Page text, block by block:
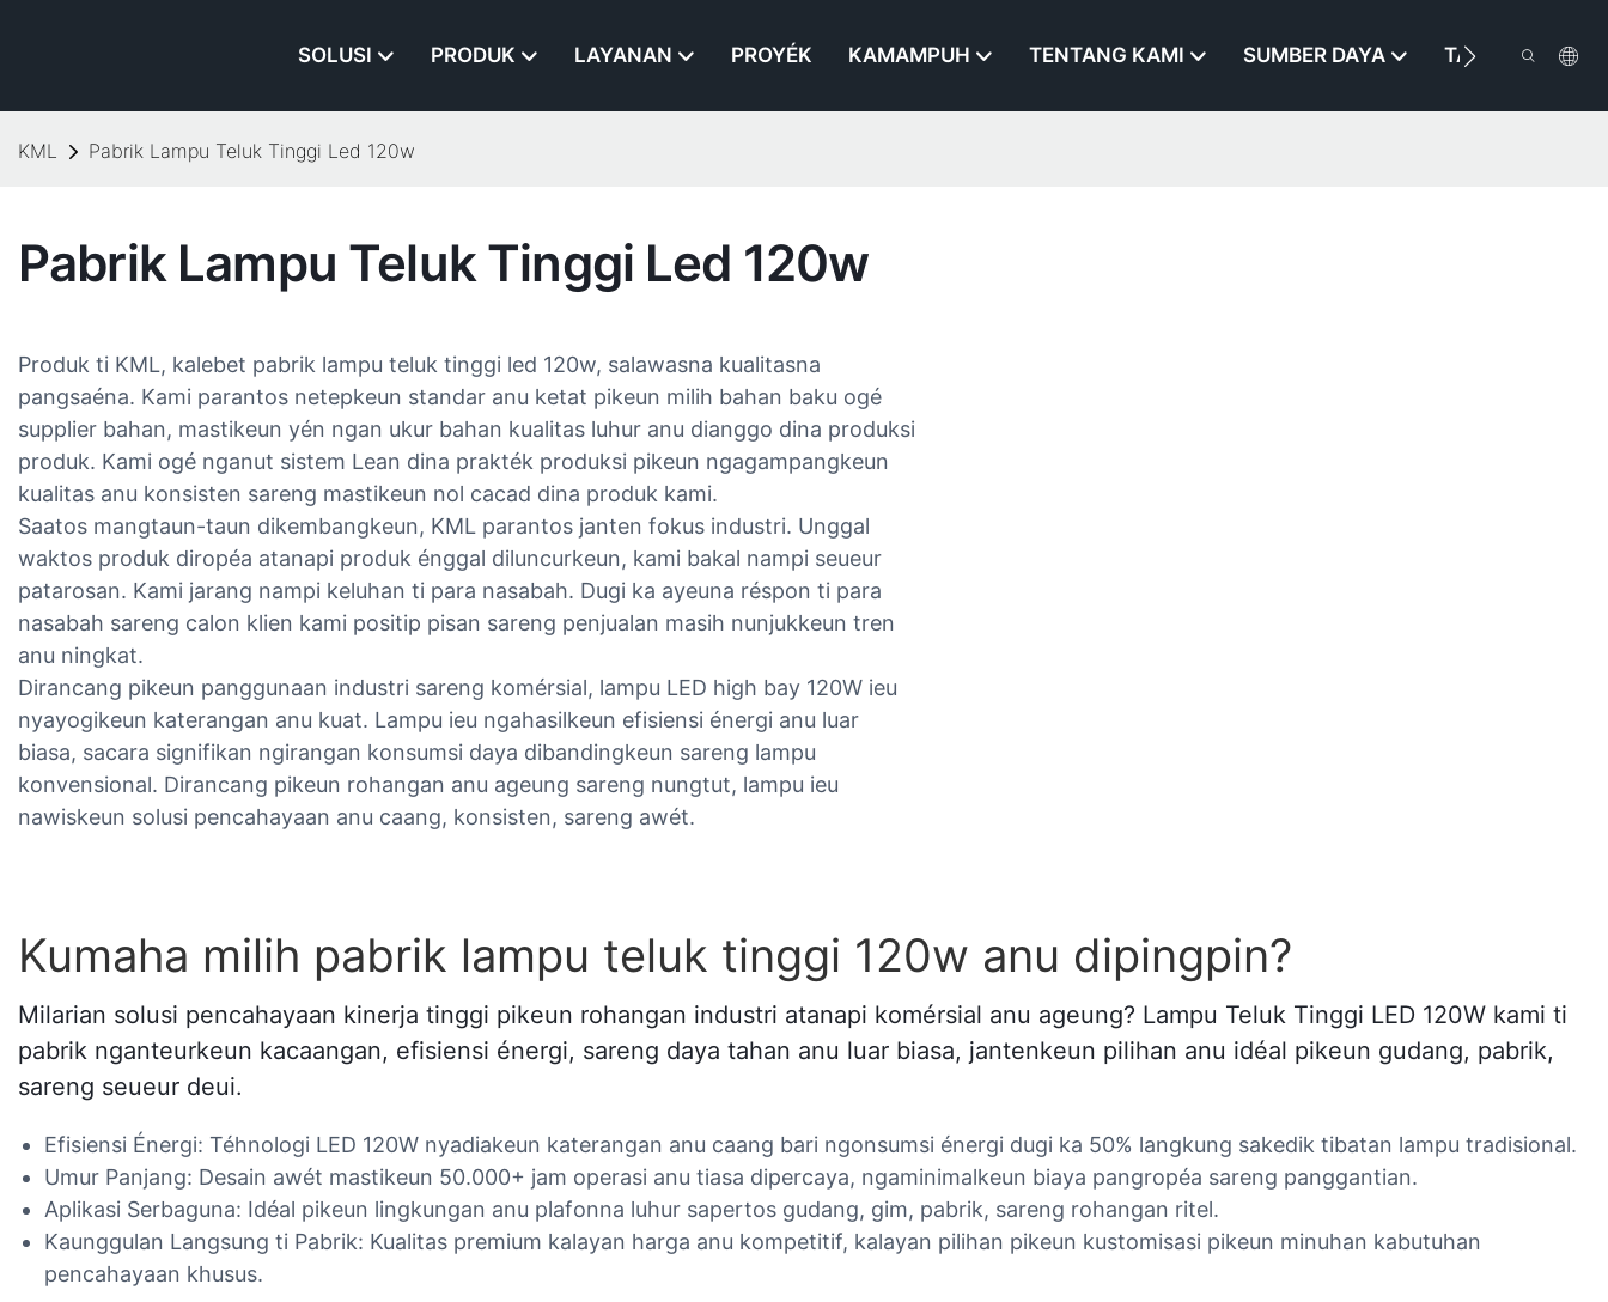
SOLUSI PRODUK LAYANAN PROYÉK KAMAMPUH TENTANG KAMI SUMBER DAYA TAROS KAMI
KML Pabrik Lampu Teluk Tinggi Led 120w​
Pabrik Lampu Teluk Tinggi Led 120w​
Produk ti KML, kalebet pabrik lampu teluk tinggi led 120w​, salawasna kualitasna
pangsaéna. Kami parantos netepkeun standar anu ketat pikeun milih bahan baku ogé
supplier bahan, mastikeun yén ngan ukur bahan kualitas luhur anu dianggo dina produksi
produk. Kami ogé nganut sistem Lean dina prakték produksi pikeun ngagampangkeun
kualitas anu konsisten sareng mastikeun nol cacad dina produk kami.
Saatos mangtaun-taun dikembangkeun, KML parantos janten fokus industri. Unggal
waktos produk diropéa atanapi produk énggal diluncurkeun, kami bakal nampi seueur
patarosan. Kami jarang nampi keluhan ti para nasabah. Dugi ka ayeuna réspon ti para
nasabah sareng calon klien kami positip pisan sareng penjualan masih nunjukkeun tren
anu ningkat.
Dirancang pikeun panggunaan industri sareng komérsial, lampu LED high bay 120W ieu
nyayogikeun katerangan anu kuat. Lampu ieu ngahasilkeun efisiensi énergi anu luar
biasa, sacara signifikan ngirangan konsumsi daya dibandingkeun sareng lampu
konvensional. Dirancang pikeun rohangan anu ageung sareng nungtut, lampu ieu
nawiskeun solusi pencahayaan anu caang, konsisten, sareng awét.
Kumaha milih pabrik lampu teluk tinggi 120w anu dipingpin?
Milarian solusi pencahayaan kinerja tinggi pikeun rohangan industri atanapi komérsial anu ageung? Lampu Teluk Tinggi LED 120W kami ti
pabrik nganteurkeun kacaangan, efisiensi énergi, sareng daya tahan anu luar biasa, jantenkeun pilihan anu idéal pikeun gudang, pabrik,
sareng seueur deui.
Efisiensi Énergi: Téhnologi LED 120W nyadiakeun katerangan anu caang bari ngonsumsi énergi dugi ka 50% langkung sakedik tibatan lampu tradisional.
Umur Panjang: Desain awét mastikeun 50.000+ jam operasi anu tiasa dipercaya, ngaminimalkeun biaya pangropéa sareng panggantian.
Aplikasi Serbaguna: Idéal pikeun lingkungan anu plafonna luhur sapertos gudang, gim, pabrik, sareng rohangan ritel.
Kaunggulan Langsung ti Pabrik: Kualitas premium kalayan harga anu kompetitif, kalayan pilihan pikeun kustomisasi pikeun minuhan kabutuhan
pencahayaan khusus.